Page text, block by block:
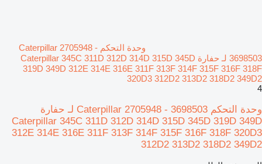
وحدة التحكم Caterpillar 2705948 -
3698503 لـ حفارة Caterpillar 345C 311D 312D 314D 315D 345D
319D 349D 312E 314E 316E 311F 313F 314F 315F 316F 318F
320D3 312D2 313D2 318D2 349D2
4
وحدة التحكم Caterpillar 2705948 - 3698503 لـ حفارة
Caterpillar 345C 311D 312D 314D 315D 345D 319D 349D
312E 314E 316E 311F 313F 314F 315F 316F 318F 320D3
312D2 313D2 318D2 349D2